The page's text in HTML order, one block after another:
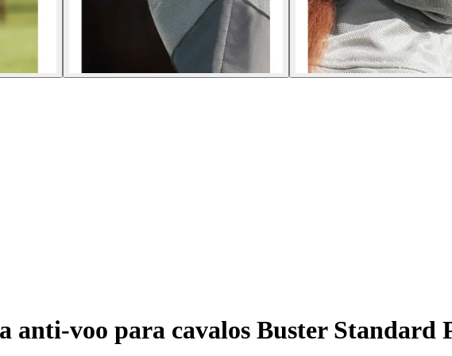
anti-voo para cavalos Buster Standard